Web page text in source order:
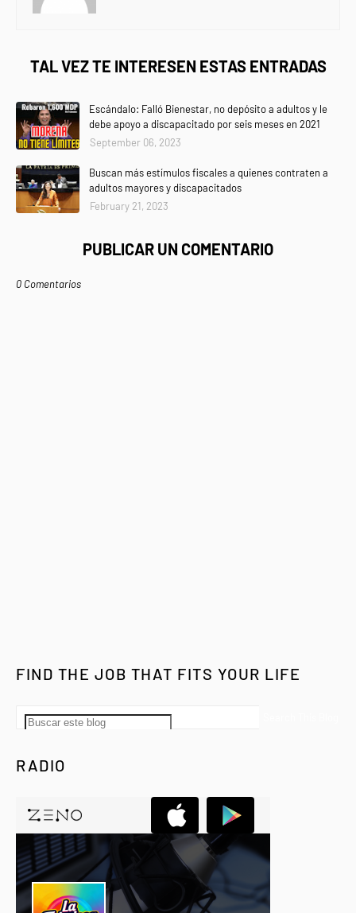
TAL VEZ TE INTERESEN ESTAS ENTRADAS
Escándalo: Falló Bienestar, no depósito a adultos y le
debe apoyo a discapacitado por seis meses en 2021
September 06, 2023
Buscan más estímulos fiscales a quienes contraten a
adultos mayores y discapacitados
February 21, 2023
PUBLICAR UN COMENTARIO
0 Comentarios
FIND THE JOB THAT FITS YOUR LIFE
RADIO